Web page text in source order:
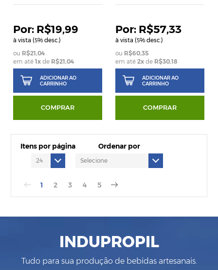
R$19,99
à vista (5% desc.)
R$21,04
em até1x de R$21,04
ADICIONAR AO
CARRINHO
COMPRAR
R$57,33
à vista (5% desc.)
R$60,35
em até 2xde R$30,18
ADICIONAR AO
CARRINHO
COMPRAR
Itens por página Ordenar por
1 2 3 4 5
INDUPROPIL
Tudo para sua produção de bebidas artesanais.